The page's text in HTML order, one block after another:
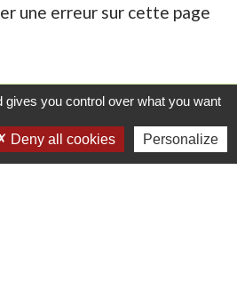
une erreur sur cette page
Contacts
et-Quatre-Vents
you control over what you want
Deny all cookies Personalize